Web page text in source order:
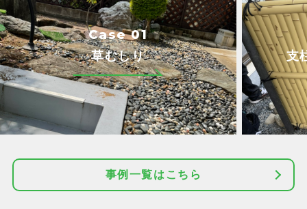
Case 01
草むしり 支
事例一覧はこちら